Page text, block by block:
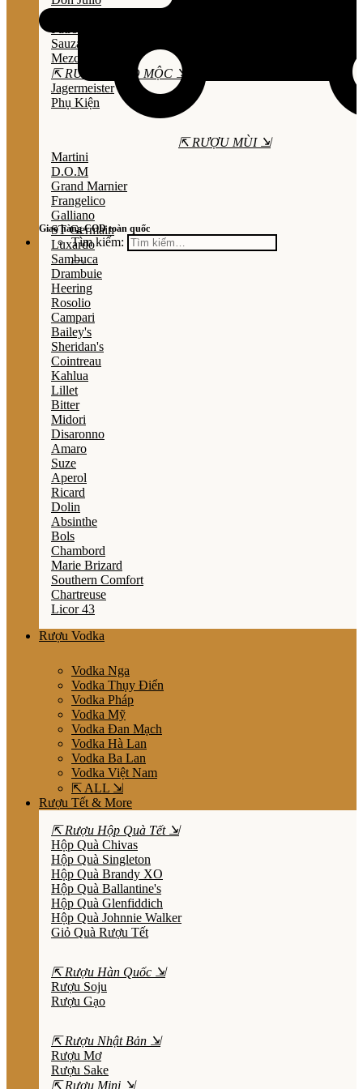
Giao hàng COD toàn quốc
Tìm kiếm:
Sauza
Mezcal
⇱ RƯỢU THẢO MỘC ⇲
Jagermeister
Phụ Kiện
⇱ RƯỢU MÙI ⇲
Martini
D.O.M
Grand Marnier
Frangelico
Galliano
ST Germain
Luxardo
Sambuca
Drambuie
Heering
Rosolio
Campari
Bailey's
Sheridan's
Cointreau
Kahlua
Lillet
Bitter
Midori
Disaronno
Amaro
Suze
Aperol
Ricard
Dolin
Absinthe
Bols
Chambord
Marie Brizard
Southern Comfort
Chartreuse
Licor 43
Rượu Vodka
Vodka Nga
Vodka Thụy Điển
Vodka Pháp
Vodka Mỹ
Vodka Đan Mạch
Vodka Hà Lan
Vodka Ba Lan
Vodka Việt Nam
⇱ ALL ⇲
Rượu Tết & More
⇱ Rượu Hộp Quà Tết ⇲
Hộp Quà Chivas
Hộp Quà Singleton
Hộp Quà Brandy XO
Hộp Quà Ballantine's
Hộp Quà Glenfiddich
Hộp Quà Johnnie Walker
Giỏ Quà Rượu Tết
⇱ Rượu Hàn Quốc ⇲
Rượu Soju
Rượu Gạo
⇱ Rượu Nhật Bản ⇲
Rượu Mơ
Rượu Sake
⇱ Rượu Mini ⇲